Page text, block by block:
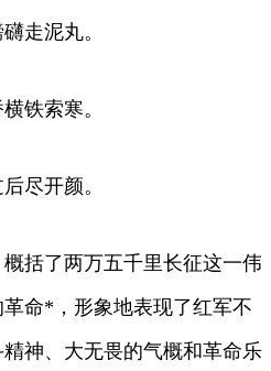
走泥丸。
铁索寒。
尽开颜。
括了两万五千里长征这一伟
命*，形象地表现了红军不
神、大无畏的气概和革命乐